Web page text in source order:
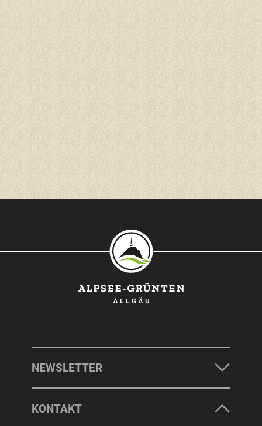
NEWSLETTER
KONTAKT